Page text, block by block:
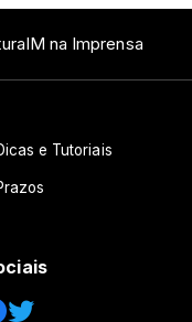
na Imprensa
e Tutoriais